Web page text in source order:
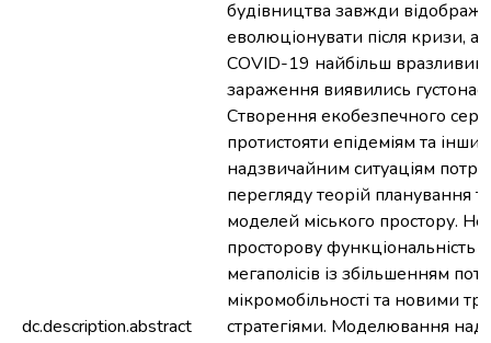
dc.description.abstract
будівництва завжди
еволюціонувати після кризи, а
COVID-19 найбільш
зараження виявились
Створення екобезпечного
протистояти епідеміям та
надзвичайним ситуаціям
перегляду теорій планування
моделей міського простору.
просторову функціональність
мегаполісів із збільшенням
мікромобільності та новими
стратегіями. Моделювання